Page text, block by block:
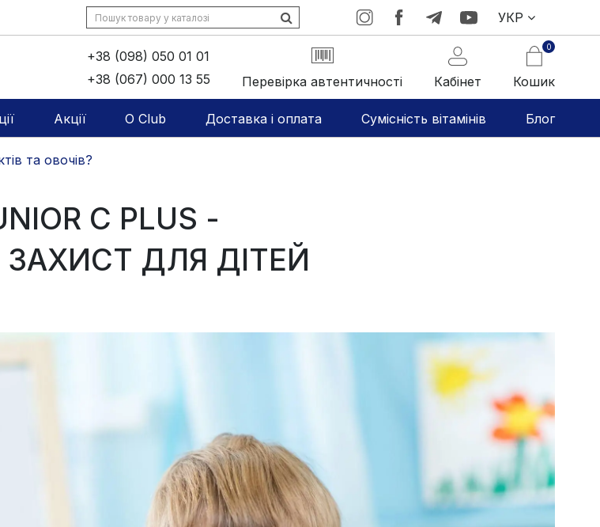
УКР
+38 (098) 050 01 01
+38 (067) 000 13 55
Перевірка автентичності Кабінет
0
Кошик
Акції O Club Доставка і оплата Сумісність вітамінів Блог
та овочів?
C PLUS -
ЗАХИСТ ДЛЯ ДІТЕЙ